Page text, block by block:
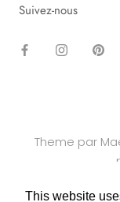
This website
This website
Suivez-nous
Theme par